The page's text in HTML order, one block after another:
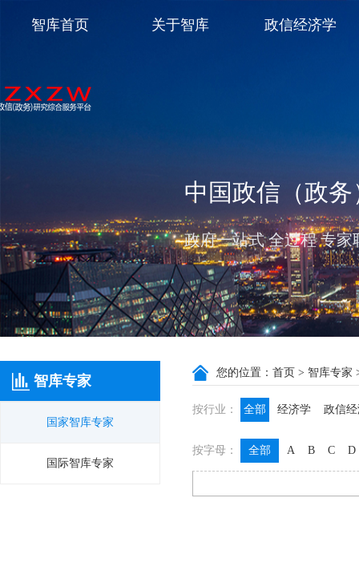
中国政信（政
政府一站式 全过程 专
智库首页 关于智库 政信经济学
智库专家
国家智库专家
国际智库专家
您的位置： 首页 > 智库专家
按行业： 全部 经济学
政信
膳食养生
名医西药
按字母： 全部 A B C D